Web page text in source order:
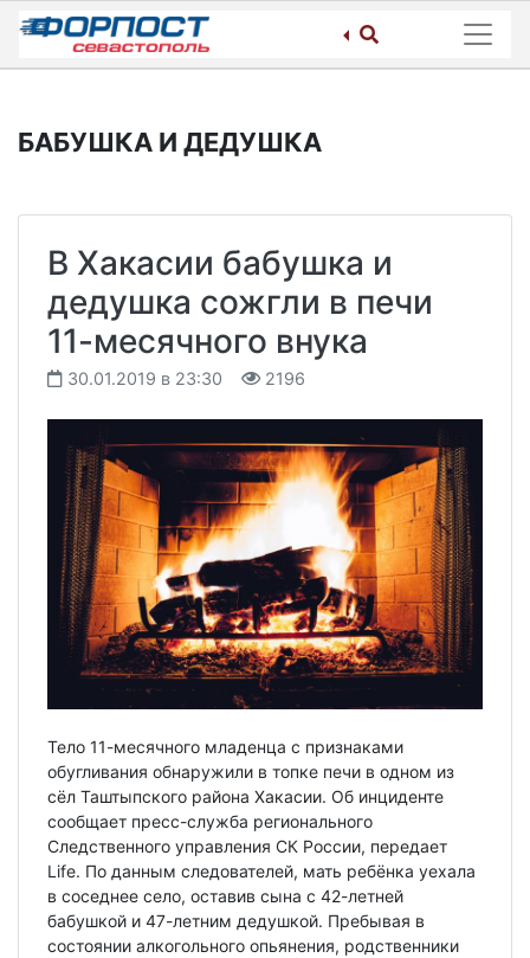
Skip
content
БАБУШКА И ДЕДУШКА
В Хакасии бабушка и
дедушка сожгли в печи
11-месячного внука
30.01.2019 в 23:30 2196
Тело 11-месячного младенца с признаками
обугливания обнаружили в топке печи в одном из
сёл Таштыпского района Хакасии. Об инциденте
сообщает пресс-служба регионального
Следственного управления СК России, передает
Life. По данным следователей, мать ребёнка уехала
в соседнее село, оставив сына с 42-летней
бабушкой и 47-летним дедушкой. Пребывая в
состоянии алкогольного опьянения, родственники